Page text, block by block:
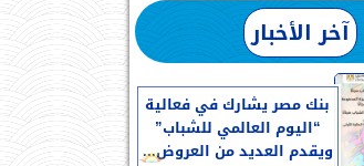
آخر الأخبار
بنك مصر يشارك في فعالية
“اليوم العالمي للشباب”
ويقدم العديد من العروض...